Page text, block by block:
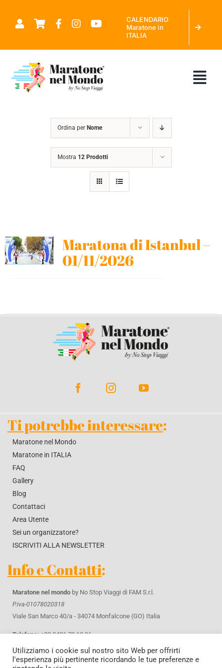
CALENDARIO
Maratone in
ITALIA
CHI SIAMO
MARATONE NEL MONDO
CALENDARIO MARATONE IN ITALIA
BLOG
Ordina per Nome
Mostra 12 Prodotti
Maratona di Istanbul –
01/11/2026
Ti potrebbe interessare:
Maratone nel Mondo
Maratone in ITALIA
FAQ
Gallery
Blog
Contattaci
Area Utente
Sei un organizzatore?
ISCRIVITI ALLA NEWSLETTER
Info e Contatti:
Maratone nel mondoby No Stop Viaggi di FAM S.r.l.
P.iva-01078020318
Viale San Marco 40/a - 34074 Monfalcone (GO) Italia
Telefono:+39 0481 79 10 96
WhatsApp
+39 371 42 61 643
Email:info@maratonenelmondo.it
Utilizziamo i cookie sul nostro sito Web per offrirti
l'esperienza più pertinente ricordando le tue preferenze e